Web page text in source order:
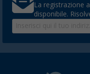
La registrazione
disponibile.